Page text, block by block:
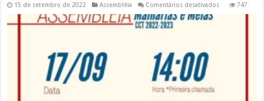
15 de setembro de 2022 Assembléia Comentários desativadosem
747